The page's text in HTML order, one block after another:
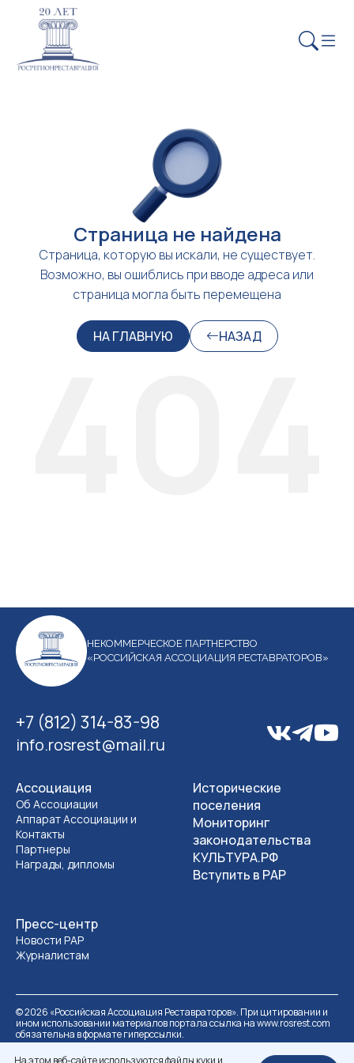
Страница не найдена
Страница, которую вы искали, не существует.
Возможно, вы ошиблись при вводе адреса или
страница могла быть перемещена
НА ГЛАВНУЮ НАЗАД
На этом веб-сайте используются файлы куки и
НЕКОММЕРЧЕСКОЕ ПАРТНЕРСТВО
«РОССИЙСКАЯ АССОЦИАЦИЯ РЕСТАВРАТОРОВ»
+7 (812) 314-83-98
info.rosrest@mail.ru
Ассоциация
Об Ассоциации
Аппарат Ассоциации и
Контакты
Партнеры
Награды, дипломы
Пресс-центр
Новости РАР
Журналистам
Исторические
поселения
Мониторинг
законодательства
КУЛЬТУРА.РФ
Вступить в РАР
©2026 «Российская Ассоциация Реставраторов». При цитировании и
ином использовании материалов портала ссылка на www.rosrest.com
обязательна в формате гиперссылки.
Политика обработки персональных данных
Разработка сайта